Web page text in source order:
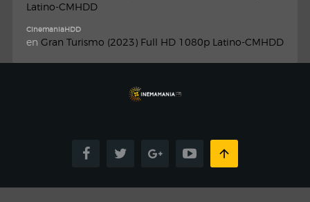
Latino-CMHDD
CinemaniaHDD
en Gran Turismo (2023) Full HD 1080p Latino-CMHDD